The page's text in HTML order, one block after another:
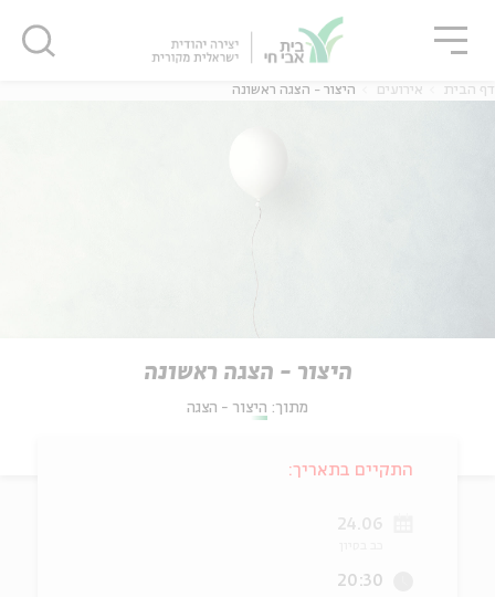
דף הבית אירועים היצור - הצגה ראשונה
היצור - הצגה ראשונה
מתוך: היצור - הצגה
התקיים בתאריך:
24.06
20:30
סגור